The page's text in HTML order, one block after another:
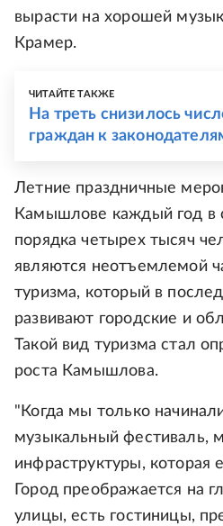
вырасти на хорошей
Крамер.
ЧИТАЙТЕ ТАКЖЕ
На треть снизилось
граждан к
Летние праздничные
Камышлове каждый год в
порядка четырех тысяч
являются неотъемлемой
туризма, который в
развивают городские и
Такой вид туризма стал
роста Камышлова.
"Когда мы только
музыкальный фестиваль,
инфраструктуры, которая
Город преображается на
улицы, есть гостиницы,